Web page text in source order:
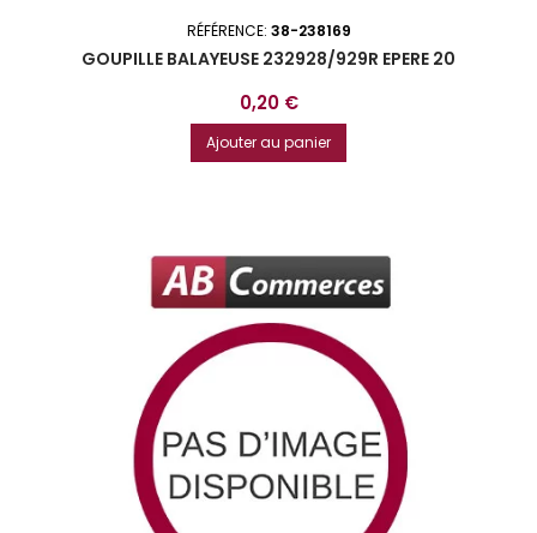
RÉFÉRENCE: 38-238169
GOUPILLE BALAYEUSE 232928/929R EPERE 20
Prix
0,20 €
Ajouter au panier